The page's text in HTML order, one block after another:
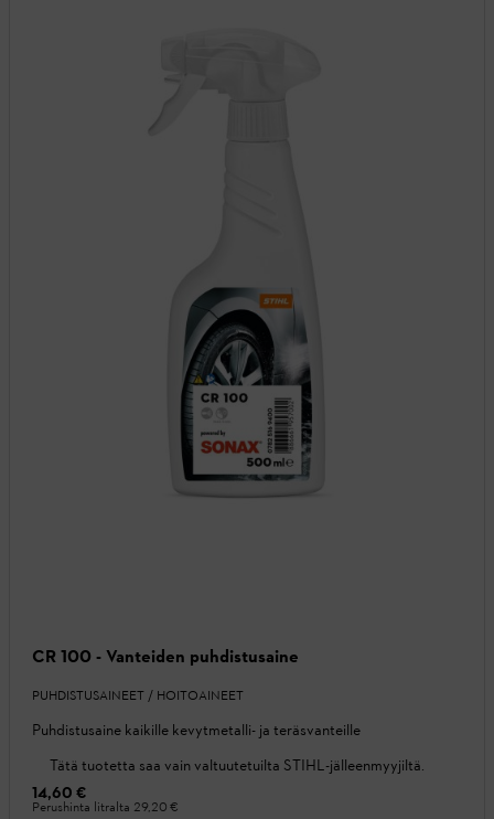
CR 100 - Vanteiden puhdistusaine
PUHDISTUSAINEET / HOITOAINEET
Puhdistusaine kaikille kevytmetalli- ja teräsvanteille
Tätä tuotetta saa vain valtuutetuilta STIHL-jälleenmyyjiltä.
14,60 €
Perushinta litralta 29,20 €